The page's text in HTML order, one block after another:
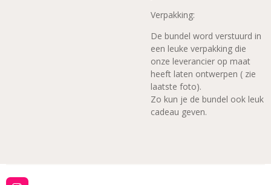
Verpakking:
De bundel word verstuurd in
een leuke verpakking die
onze leverancier op maat
heeft laten ontwerpen ( zie
laatste foto).
Zo kun je de bundel ook leuk
cadeau geven.